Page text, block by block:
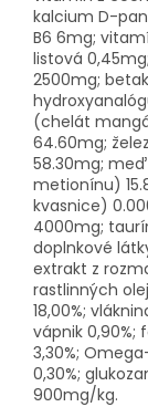
kalcium D-
B6 6mg;
listová
2500mg;
(chelát
64.60mg;
58.30mg;
metionínu)
kvasnice)
4000mg;
doplnkové
extrakt z
rastlinných
18,00%;
vápnik 0,90%;
3,30%;
0,30%;
900mg/kg.